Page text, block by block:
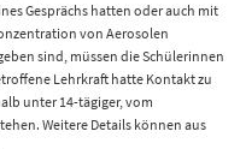
Gesprächs hatten oder auch mit
von Aerosolen
sind, müssen die Schülerinnen
Lehrkraft hatte Kontakt zu
unter 14-tägiger, vom
Weitere Details können aus